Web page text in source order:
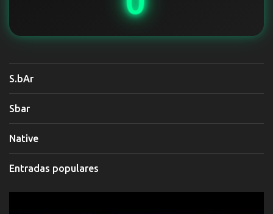
S.bAr
Sbar
Native
Entradas populares